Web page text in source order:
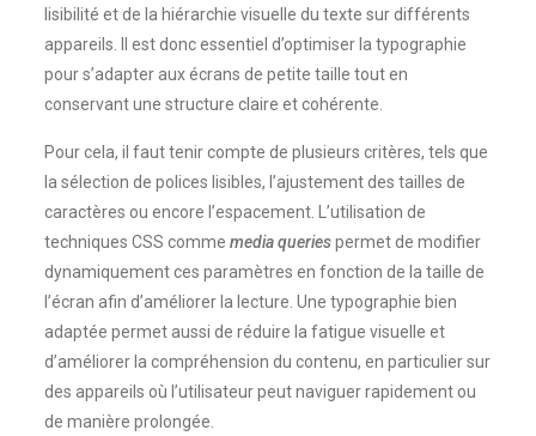
lisibilité et de la hiérarchie visuelle du texte sur différents
appareils. Il est donc essentiel d’optimiser la typographie
pour s’adapter aux écrans de petite taille tout en
conservant une structure claire et cohérente.
Pour cela, il faut tenir compte de plusieurs critères, tels que
la sélection de polices lisibles, l’ajustement des tailles de
caractères ou encore l’espacement. L’utilisation de
techniques CSS comme media queriespermet de modifier
dynamiquement ces paramètres en fonction de la taille de
l’écran afin d’améliorer la lecture. Une typographie bien
adaptée permet aussi de réduire la fatigue visuelle et
d’améliorer la compréhension du contenu, en particulier sur
des appareils où l’utilisateur peut naviguer rapidement ou
de manière prolongée.